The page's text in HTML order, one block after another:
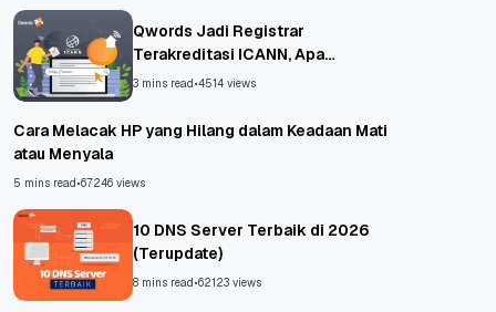
Qwords Jadi Registrar
Terakreditasi ICANN, Apa
Untungnya?
3 mins read •4514 views
Cara Melacak HP yang Hilang dalam Keadaan Mati
atau Menyala
5 mins read •67246 views
10 DNS Server Terbaik di 2026
(Terupdate)
8 mins read •62123 views